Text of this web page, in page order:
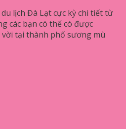
lịch Đà Lạt cực kỳ chi tiết từ
các bạn có thể có được
tại thành phố sương mù